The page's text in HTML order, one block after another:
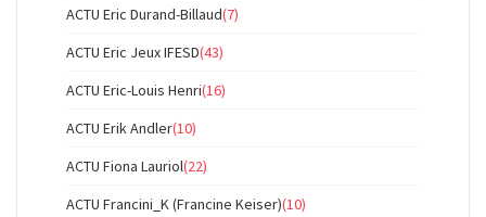
ACTU Eric Durand-Billaud(7)
ACTU Eric Jeux IFESD(43)
ACTU Eric-Louis Henri(16)
ACTU Erik Andler(10)
ACTU Fiona Lauriol(22)
ACTU Francini_K (Francine Keiser)(10)